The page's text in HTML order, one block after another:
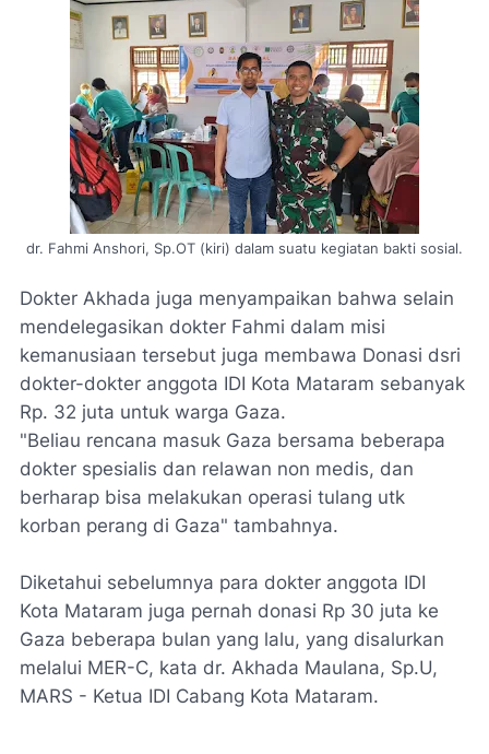
dr. Fahmi Anshori, Sp.OT (kiri) dalam suatu kegiatan bakti sosial.
Dokter Akhada juga menyampaikan bahwa selain
mendelegasikan dokter Fahmi dalam misi
kemanusiaan tersebut juga membawa Donasi dsri
dokter-dokter anggota IDI Kota Mataram sebanyak
Rp. 32 juta untuk warga Gaza.
"Beliau rencana masuk Gaza bersama beberapa
dokter spesialis dan relawan non medis, dan
berharap bisa melakukan operasi tulang utk
korban perang di Gaza" tambahnya.
Diketahui sebelumnya para dokter anggota IDI
Kota Mataram juga pernah donasi Rp 30 juta ke
Gaza beberapa bulan yang lalu, yang disalurkan
melalui MER-C, kata dr. Akhada Maulana, Sp.U,
MARS - Ketua IDI Cabang Kota Mataram.